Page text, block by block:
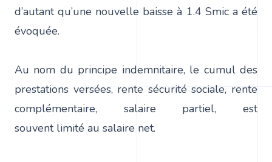
d’autant qu’une nouvelle baisse à 1.4 Smic a été
évoquée.
Au nom du principe indemnitaire, le cumul des
prestations versées, rente sécurité sociale, rente
complémentaire, salaire partiel, est
souvent limité au salaire net.